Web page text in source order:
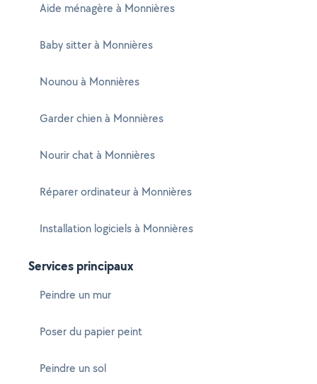
Aide ménagère à Monnières
Baby sitter à Monnières
Nounou à Monnières
Garder chien à Monnières
Nourir chat à Monnières
Réparer ordinateur à Monnières
Installation logiciels à Monnières
Services principaux
Peindre un mur
Poser du papier peint
Peindre un sol